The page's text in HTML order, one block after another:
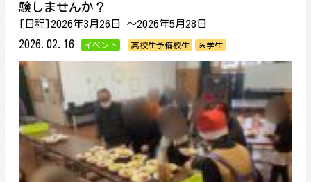
験しませんか？
[日程]2026年3月26日 ～2026年5月28日
2026.02.16
イベント 高校生予備校生 医学生